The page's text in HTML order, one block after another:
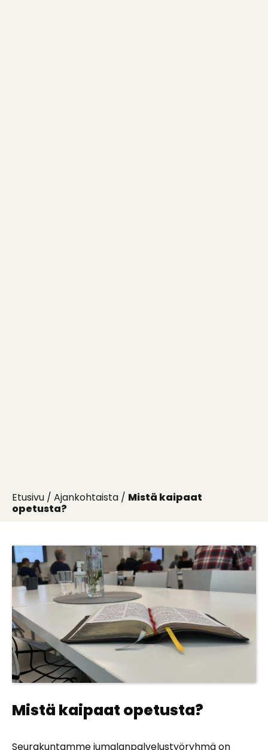
Etusivu / Ajankohtaista / Mistä kaipaat
opetusta?
Mistä kaipaat opetusta?
Seurakuntamme jumalanpalvelustyöryhmä on